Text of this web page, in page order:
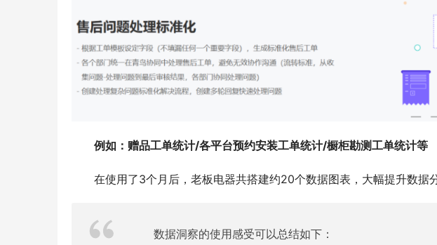
例如：赠品工单统计/各平台预约安装工单统计/橱柜勘测工单统计等
在使用了3个月后，老板电器共搭建约20个数据图表，大幅提升数据
数据洞察的使用感受可以总结如下：